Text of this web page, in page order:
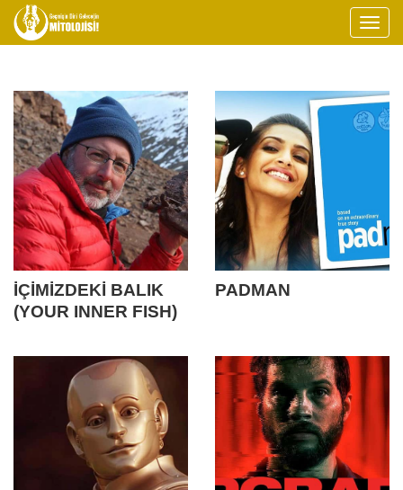
İÇİMİZDEKİ BALIK
(YOUR INNER FISH)
PADMAN